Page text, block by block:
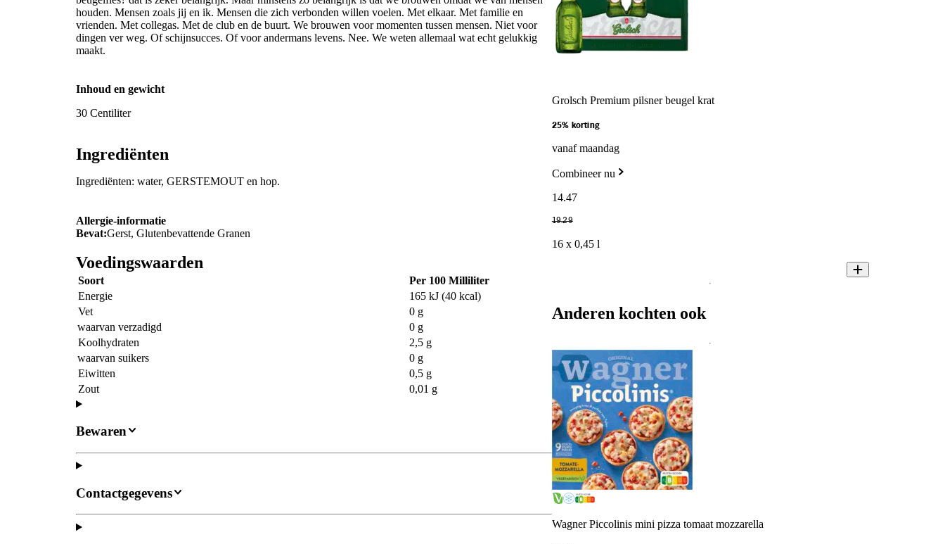
houden. Mensen zoals jij en ik. Mensen die zich verbonden willen voelen. Met elkaar. Met familie en
vrienden. Met collegas. Met de club en de buurt. We brouwen voor momenten tussen mensen. Niet voor
dingen ver weg. Of schijnsucces. Of voor andermans levens. Nee. We weten allemaal wat echt gelukkig
maakt.
Inhoud en gewicht
30 Centiliter
Ingrediënten
Ingrediënten: water, GERSTEMOUT en hop.
Allergie-informatie
Bevat:Gerst, Glutenbevattende Granen
Voedingswaarden
Soort
Per 100 Milliliter
Energie
165 kJ (40 kcal)
Vet
0 g
waarvan verzadigd
0 g
Koolhydraten
2,5 g
waarvan suikers
0 g
Eiwitten
0,5 g
Zout
0,01 g
Bewaren
Contactgegevens
Grolsch Premium pilsner beugel krat
25% korting
vanaf maandag
Combineer nu
14.47
19.29
16 x 0,45 l
Anderen kochten ook
Wagner Piccolinis mini pizza tomaat mozzarella